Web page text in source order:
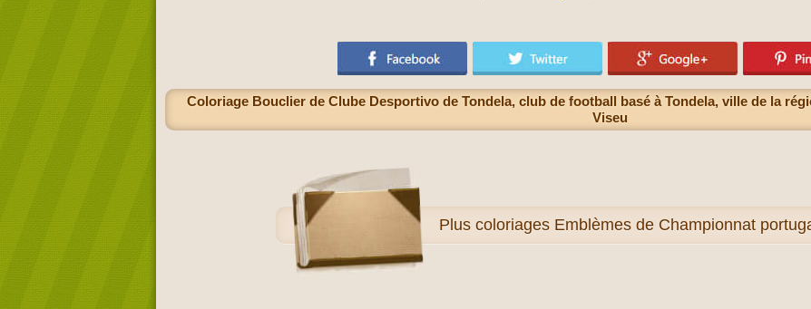
Coloriage Bouclier de Clube Desportivo de Tondela, club de football basé à Tondela, ville de la
Viseu
Plus coloriages Emblèmes de Championnat